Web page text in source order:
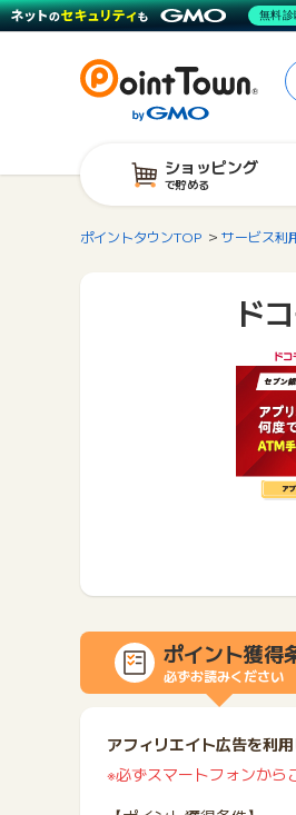
ショッピング
で貯める
ポイントタウンTOP サービス利
ド
ポイント獲得
必ずお読みください
アフィリエイト広告を利
※必ずスマートフォンから
無料診